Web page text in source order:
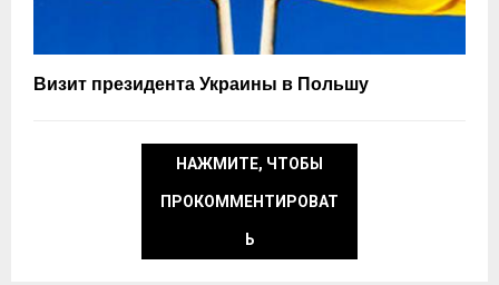
Визит президента Украины в Польшу
НАЖМИТЕ, ЧТОБЫ
ПРОКОММЕНТИРОВАТ
Ь